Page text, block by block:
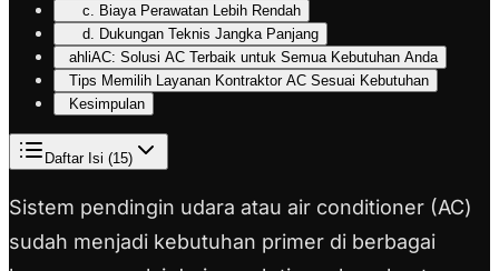
c. Biaya Perawatan Lebih Rendah
d. Dukungan Teknis Jangka Panjang
ahliAC: Solusi AC Terbaik untuk Semua Kebutuhan Anda
Tips Memilih Layanan Kontraktor AC Sesuai Kebutuhan
Kesimpulan
Daftar Isi (15)
Sistem pendingin udara atau air conditioner (AC)
sudah menjadi kebutuhan primer di berbagai